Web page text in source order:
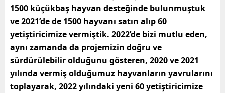
1500 küçükbaş hayvan desteğinde bulunmuştuk
ve 2021’de de 1500 hayvanı satın alıp 60
yetiştiricimize vermiştik. 2022’de bizi mutlu eden,
aynı zamanda da projemizin doğru ve
sürdürülebilir olduğunu gösteren, 2020 ve 2021
yılında vermiş olduğumuz hayvanların yavrularını
toplayarak, 2022 yılındaki yeni 60 yetiştiricimize